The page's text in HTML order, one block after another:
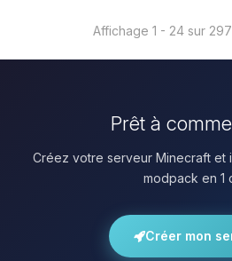
Affichage 1 - 24 sur
Prêt à
Créez votre serveur Minecraft et
modpack en 1
Créer mon